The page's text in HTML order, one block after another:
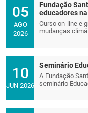
05
AGO
2026
Fundação
educadores
Curso on-line e
mudanças
10
JUN 2026
Seminário
A Fundação
seminário